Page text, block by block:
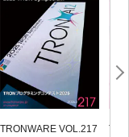
TRONWARE VOL.217